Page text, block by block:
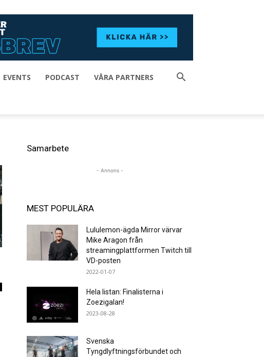
EVENTS PODCAST VÅRA PARTNERS
Samarbete
- Annons -
MEST POPULÄRA
Lululemon-ägda Mirror värvar
Mike Aragon från
streamingplattformen Twitch till
VD-posten
2022-01-07
Hela listan: Finalisterna i
Zoezigalan!
2023-08-28
Svenska
Tyngdlyftningsförbundet och